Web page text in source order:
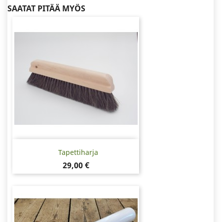
SAATAT PITÄÄ MYÖS
Tapettiharja
Hinta
29,00 €